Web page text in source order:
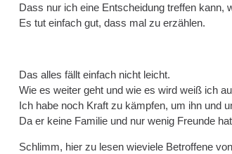
Dass nur ich eine Entscheidung treffen kann,
Es tut einfach gut, dass mal zu erzählen.
Das alles fällt einfach nicht leicht.
Wie es weiter geht und wie es wird weiß ich
Ich habe noch Kraft zu kämpfen, um ihn und
Da er keine Familie und nur wenig Freunde
Schlimm, hier zu lesen wieviele Betroffene